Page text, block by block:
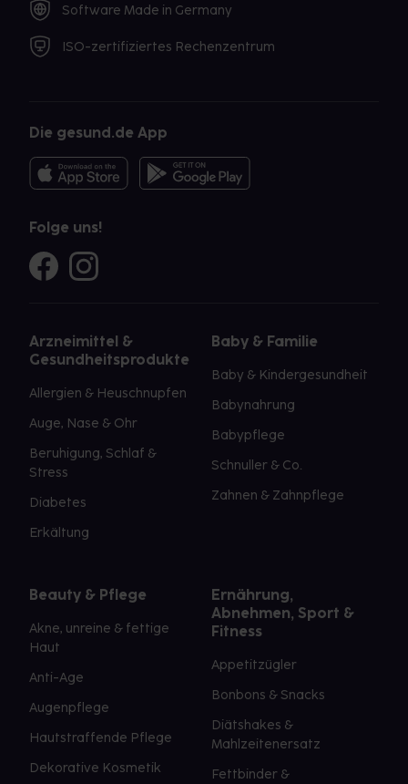
Software Made in Germany
ISO-zertifiziertes Rechenzentrum
Die gesund.de App
Folge uns!
Arzneimittel &
Gesundheitsprodukte
Allergien & Heuschnupfen
Auge, Nase & Ohr
Beruhigung, Schlaf &
Stress
Diabetes
Erkältung
Baby & Familie
Baby & Kindergesundheit
Babynahrung
Babypflege
Schnuller & Co.
Zahnen & Zahnpflege
Beauty & Pflege
Akne, unreine & fettige
Haut
Anti-Age
Augenpflege
Hautstraffende Pflege
Dekorative Kosmetik
Ernährung,
Abnehmen, Sport &
Fitness
Appetitzügler
Bonbons & Snacks
Diätshakes &
Mahlzeitenersatz
Fettbinder &